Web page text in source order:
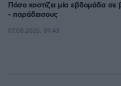
Πόσο κοστίζει μία εβδομάδα σε
- παράδεισους
07.08.2026, 09:43